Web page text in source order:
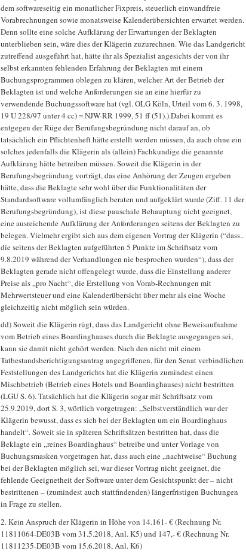
dem softwareseitig ein monatlicher Fixpreis, steuerlich einwandfreie
Vorabrechnungen sowie monatsweise Kalenderübersichten erwartet werden.
Denn sollte eine solche Aufklärung der Erwartungen der Beklagten
unterblieben sein, wäre dies der Klägerin zuzurechnen. Wie das Landgericht
zutreffend ausgeführt hat, hätte ihr als Spezialist angesichts der von ihr
selbst erkannten fehlenden Erfahrung der Beklagten mit einem
Buchungsprogrammen oblegen zu klären, welcher Art der Betrieb der
Beklagten ist und welche Anforderungen sie an eine hierfür zu
verwendende Buchungssoftware hat (vgl. OLG Köln, Urteil vom 6. 3. 1998,
19 U 228/97 unter 4 cc) = NJW-RR 1999, 51 ff (51).).Dabei kommt es
entgegen der Rüge der Berufungsbegründung nicht darauf an, ob
tatsächlich ein Pflichtenheft hätte erstellt werden müssen, da auch ohne ein
solches jedenfalls die Klägerin als (allein) Fachkundige die genannte
Aufklärung hätte betreiben müssen. Soweit die Klägerin in der
Berufungsbegründung vorträgt, das eine Anhörung der Zeugen ergeben
hätte, dass die Beklagte sehr wohl über die Funktionalitäten der
Standardsoftware vollumfänglich beraten und aufgeklärt wurde (Ziff. 11 der
Berufungsbegründung), ist diese pauschale Behauptung nicht geeignet,
eine ausreichende Aufklärung der Anforderungen seitens der Beklagten zu
belegen. Vielmehr ergibt sich aus dem eigenen Vortrag der Klägerin (“dass..
die seitens der Beklagten aufgeführten 5 Punkte im Schriftsatz vom
9.8.2019 während der Verhandlungen nie besprochen wurden“), dass der
Beklagten gerade nicht offengelegt wurde, dass die Einstellung anderer
Preise als „pro Nacht“, die Erstellung von Vorab-Rechnungen mit
Mehrwertsteuer und eine Kalenderübersicht über mehr als eine Woche
gleichzeitig nicht möglich sein würden.
dd) Soweit die Klägerin rügt, dass das Landgericht ohne Beweisaufnahme
vom Betrieb eines Boardinghauses durch die Beklagte ausgegangen sei,
kann sie damit nicht gehört werden. Nach den nicht mit einem
Tatbestandsberichtigungsantrag angegriffenen, für den Senat verbindlichen
Feststellungen des Landgerichts hat die Klägerin zumindest einen
Mischbetrieb (Betrieb eines Hotels und Boardinghauses) nicht bestritten
(LGU S. 6). Tatsächlich hat die Klägerin sogar mit Schriftsatz vom
25.9.2019, dort S. 3, wörtlich vorgetragen: „Selbstverständlich war der
Klägerin bewusst, dass es sich bei der Beklagten um ein Boardinghaus
handelt“. Soweit sie in späteren Schriftsätzen bestritten hat, dass die
Beklagte ein „reines Boardinghaus“ betreibe und unter Vorlage von
Buchungsmasken vorgetragen hat, dass auch eine „nachtweise“ Buchung
bei der Beklagten möglich sei, war dieser Vortrag nicht geeignet, die
fehlende Geeignetheit der Software unter dem Gesichtspunkt der – nicht
bestrittenen – (zumindest auch stattfindenden) längerfristigen Buchungen
in Frage zu stellen.
2. Kein Anspruch der Klägerin in Höhe von 14.161- € (Rechnung Nr.
11811064-DE03B vom 31.5.2018, Anl. K5) und 147,- € (Rechnung Nr.
11811235-DE03B vom 15.6.2018, Anl. K6)